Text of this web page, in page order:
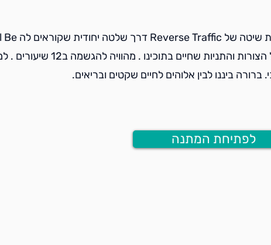
ברורה ביננו לבין אלוהים לחיים שקטים ובריאים.
לפתיחת המתנה